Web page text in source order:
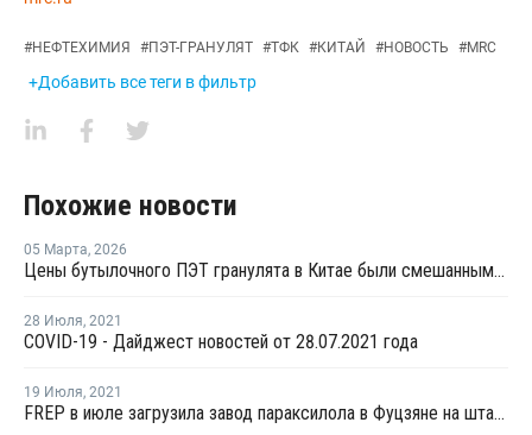
#НЕФТЕХИМИЯ #ПЭТ-ГРАНУЛЯТ #ТФК #КИТАЙ #НОВОСТЬ #MRC
+Добавить все теги в фильтр
Похожие новости
05 Марта, 2026
Цены бутылочного ПЭТ гранулята в Китае были смешанными в феврале
28 Июля, 2021
COVID-19 - Дайджест новостей от 28.07.2021 года
19 Июля, 2021
FREP в июле загрузила завод параксилола в Фуцзяне на штатном уровне